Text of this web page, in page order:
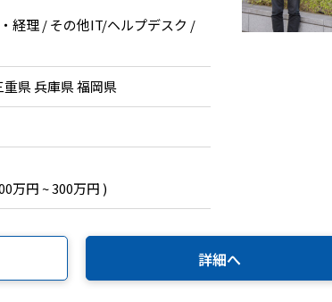
経理 / その他IT/ヘルプデスク /
県 兵庫県 福岡県
万円 ~ 300万円 )
詳細へ